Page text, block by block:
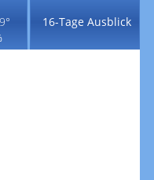
16-Tage Ausblick